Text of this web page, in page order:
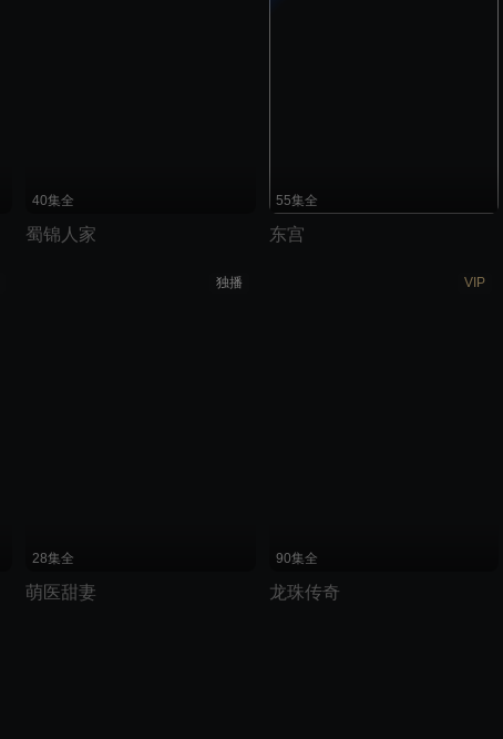
40集全
蜀锦人家
55集全
东宫
独播
28集全
萌医甜妻
VIP
90集全
龙珠传奇